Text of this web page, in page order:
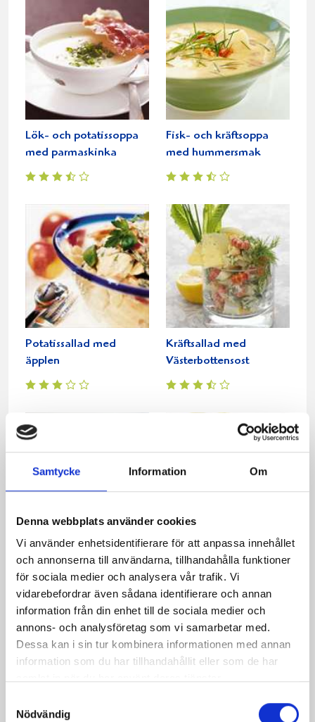
Samtycke Information Om
Denna webbplats använder cookies
Vi använder enhetsidentifierare för att anpassa innehållet
och annonserna till användarna, tillhandahålla funktioner
för sociala medier och analysera vår trafik. Vi
vidarebefordrar även sådana identifierare och annan
information från din enhet till de sociala medier och
annons- och analysföretag som vi samarbetar med.
Dessa kan i sin tur kombinera informationen med annan
information som du har tillhandahållit eller som de har
Nödvändig
Lök- och potatissoppa
med parmaskinka
Fisk- och kräftsoppa
med hummersmak
Potatissallad med
äpplen
Kräftsallad med
Västerbottensost
Vitello tonnato